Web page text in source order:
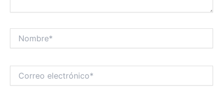
electrónico*